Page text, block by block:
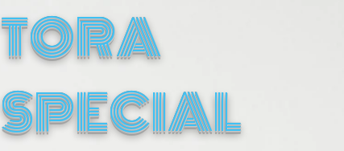
TORA
SPECIAL